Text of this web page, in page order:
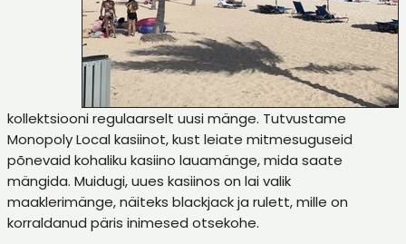
kollektsiooni regulaarselt uusi mänge. Tutvustame
Monopoly Local kasiinot, kust leiate mitmesuguseid
põnevaid kohaliku kasiino lauamänge, mida saate
mängida. Muidugi, uues kasiinos on lai valik
maaklerimänge, näiteks blackjack ja rulett, mille on
korraldanud päris inimesed otsekohe.